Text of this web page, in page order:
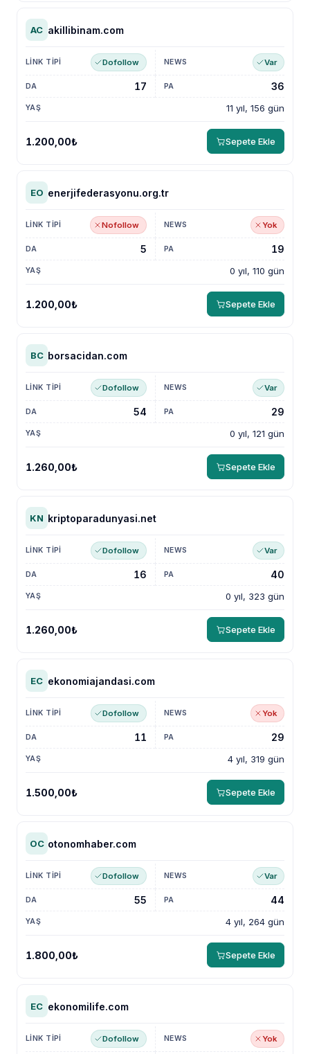
AC akillibinam.com
Dofollow Var
11 yıl, 156 gün
17 36
1.200,00₺ Sepete Ekle
EO enerjifederasyonu.org.tr
Nofollow Yok
0 yıl, 110 gün
5 19
1.200,00₺ Sepete Ekle
BC borsacidan.com
Dofollow Var
0 yıl, 121 gün
54 29
1.260,00₺ Sepete Ekle
KN kriptoparadunyasi.net
Dofollow Var
0 yıl, 323 gün
16 40
1.260,00₺ Sepete Ekle
EC ekonomiajandasi.com
Dofollow Yok
4 yıl, 319 gün
11 29
1.500,00₺ Sepete Ekle
OC otonomhaber.com
Dofollow Var
4 yıl, 264 gün
55 44
1.800,00₺ Sepete Ekle
EC ekonomilife.com
Dofollow Yok